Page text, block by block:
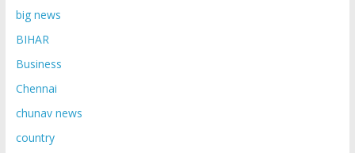
big news
BIHAR
Business
Chennai
chunav news
country